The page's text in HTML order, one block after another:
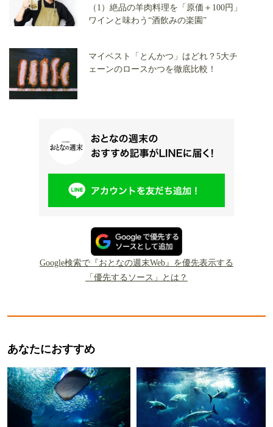
（1）絶品の羊肉料理を「原価＋100円」
ワインと味わう“酒飲みの楽園”
マイベスト「とんかつ」はどれ？5大チ
ェーンのロースかつを徹底比較！
Google検索で『おとなの週末Web』を優先表示する
「優先するソース」とは？
あなたにおすすめ